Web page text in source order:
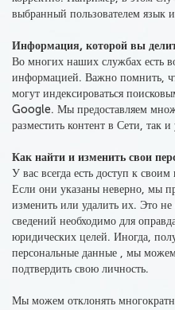
выбранный пользователем язык
Информация, которой вы
Во многих наших службах есть
информацией. Важно помнить,
могут индексироваться
Google. Мы предоставляем
разместить контент в Сети, так и
Как найти и изменить свои
У вас всегда есть доступ к
Если они указаны неверно, мы
изменить или удалить их. Это не
сведений необходимо для
юридических целей. Иногда,
персональные данные , мы можем
подтвердить свою личность.
Мы можем отклонять